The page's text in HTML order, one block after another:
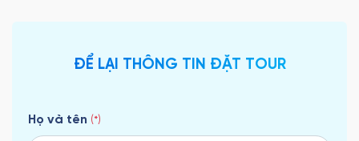
ĐỂ LẠI THÔNG TIN ĐẶT TOUR
Họ và tên (*)